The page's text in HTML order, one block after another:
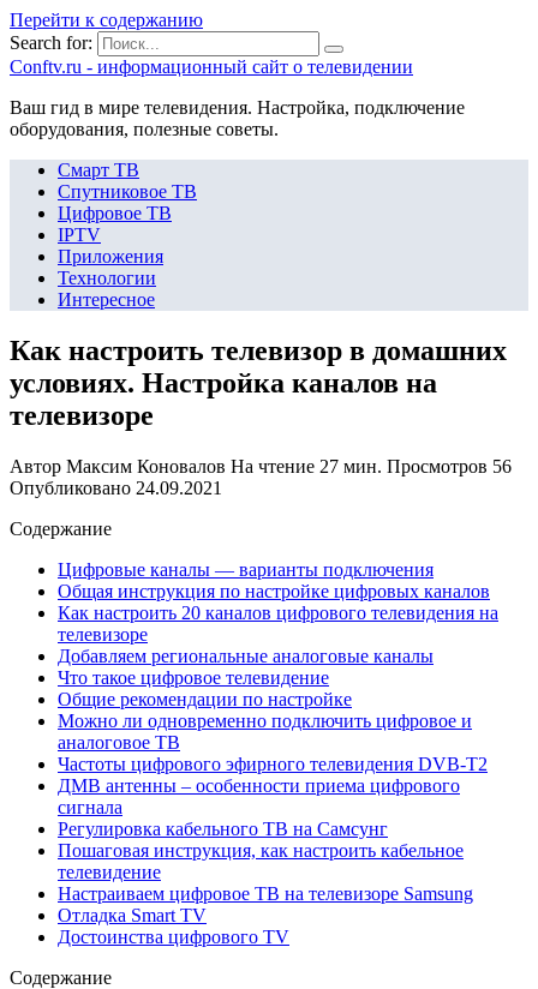
Перейти к содержанию
Search for:
Сonftv.ru - информационный сайт о телевидении
Ваш гид в мире телевидения. Настройка, подключение
оборудования, полезные советы.
Смарт ТВ
Спутниковое ТВ
Цифровое ТВ
IPTV
Приложения
Технологии
Интересное
Как настроить телевизор в домашних
условиях. Настройка каналов на
телевизоре
Автор Максим Коновалов На чтение 27 мин. Просмотров 56
Опубликовано 24.09.2021
Содержание
Цифровые каналы — варианты подключения
Общая инструкция по настройке цифровых каналов
Как настроить 20 каналов цифрового телевидения на
телевизоре
Добавляем региональные аналоговые каналы
Что такое цифровое телевидение
Общие рекомендации по настройке
Можно ли одновременно подключить цифровое и
аналоговое ТВ
Частоты цифрового эфирного телевидения DVB-T2
ДМВ антенны – особенности приема цифрового
сигнала
Регулировка кабельного ТВ на Самсунг
Пошаговая инструкция, как настроить кабельное
телевидение
Настраиваем цифровое ТВ на телевизоре Samsung
Отладка Smart TV
Достоинства цифрового TV
Содержание